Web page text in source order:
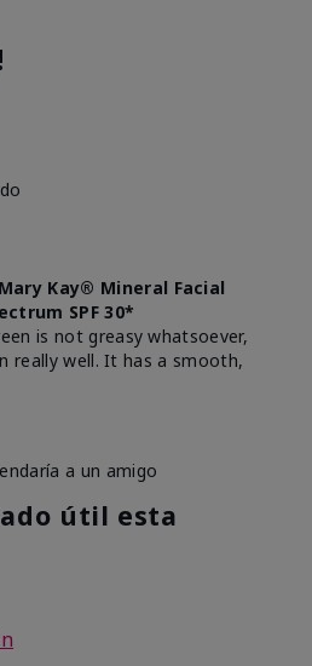
Kay® Mineral Facial
SPF 30*
is not greasy whatsoever,
really well. It has a smooth,
a un amigo
útil esta